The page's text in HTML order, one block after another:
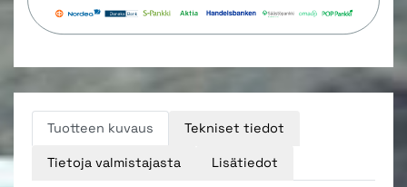
Tuotteen kuvaus Tekniset tiedot
Tietoja valmistajasta Lisätiedot